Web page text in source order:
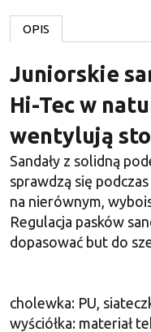
OPIS
Juniorskie
Hi-Tec w
wentylują
Sandały z solidną
sprawdzą się
na nierównym,
Regulacja pasków
dopasować but do
cholewka: PU,
wyściółka: materiał